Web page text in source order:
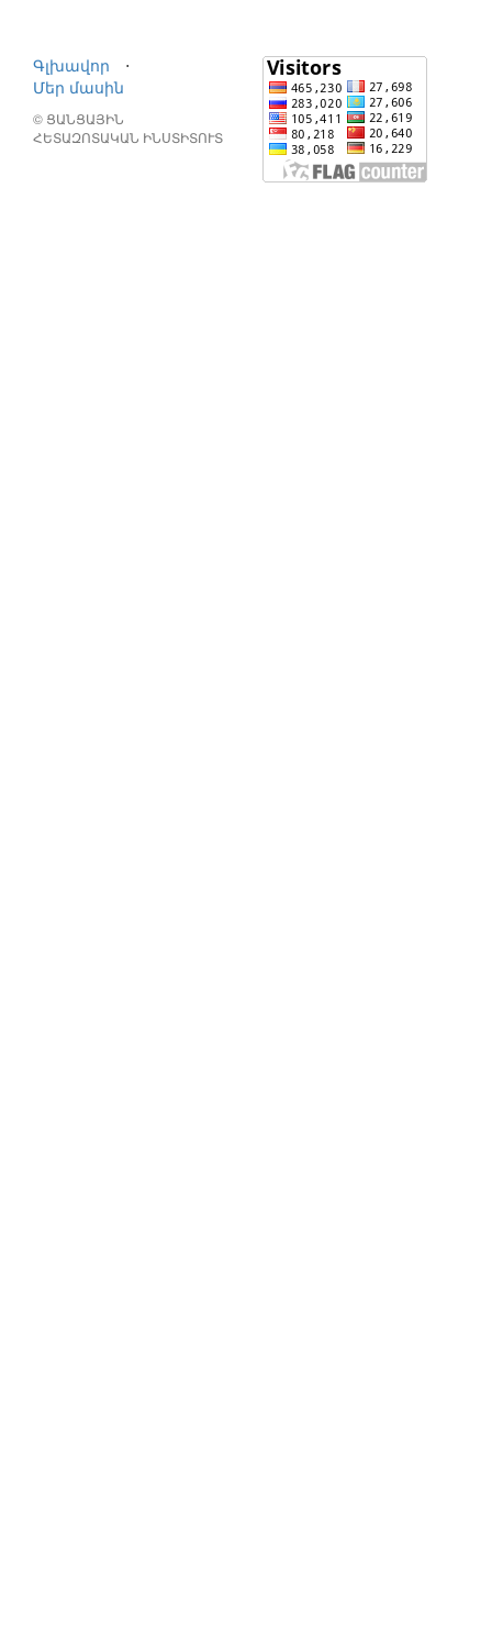
Գլխավոր
⋅
Մեր մասին
© ՑԱՆՑԱՅԻՆ
ՀԵՏԱԶՈՏԱԿԱՆ ԻՆՍՏԻՏՈՒՏ